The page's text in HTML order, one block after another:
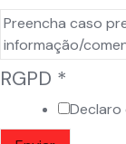
RGPD *
Declaro